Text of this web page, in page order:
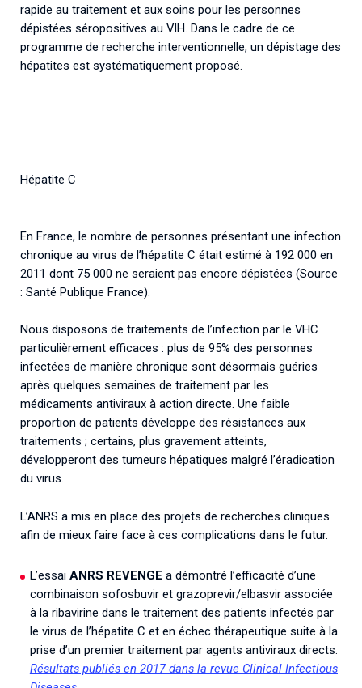
rapide au traitement et aux soins pour les personnes
dépistées séropositives au VIH. Dans le cadre de ce
programme de recherche interventionnelle, un dépistage des
hépatites est systématiquement proposé.
Hépatite C
En France, le nombre de personnes présentant une infection
chronique au virus de l’hépatite C était estimé à 192 000 en
2011 dont 75 000 ne seraient pas encore dépistées (Source
: Santé Publique France).
Nous disposons de traitements de l’infection par le VHC
particulièrement efficaces : plus de 95% des personnes
infectées de manière chronique sont désormais guéries
après quelques semaines de traitement par les
médicaments antiviraux à action directe. Une faible
proportion de patients développe des résistances aux
traitements ; certains, plus gravement atteints,
développeront des tumeurs hépatiques malgré l’éradication
du virus.
L’ANRS a mis en place des projets de recherches cliniques
afin de mieux faire face à ces complications dans le futur.
L’essai ANRS REVENGE a démontré l’efficacité d’une
combinaison sofosbuvir et grazoprevir/elbasvir associée
à la ribavirine dans le traitement des patients infectés par
le virus de l’hépatite C et en échec thérapeutique suite à la
prise d’un premier traitement par agents antiviraux directs.
Résultats publiés en 2017 dans la revue Clinical Infectious